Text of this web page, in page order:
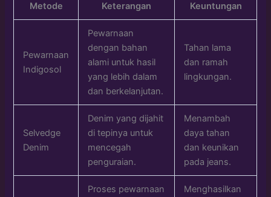
Metode Keterangan Keuntungan
Pewarnaan
Indigosol
Pewarnaan
dengan bahan
alami untuk hasil
yang lebih dalam
dan berkelanjutan.
Tahan lama
dan ramah
lingkungan.
Selvedge
Denim
Denim yang dijahit
di tepinya untuk
mencegah
penguraian.
Menambah
daya tahan
dan keunikan
pada jeans.
Proses pewarnaan
Menghasilkan